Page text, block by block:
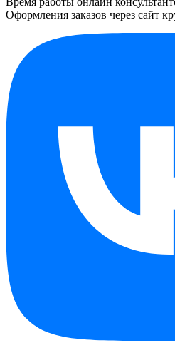
Оформления заказов через сайт